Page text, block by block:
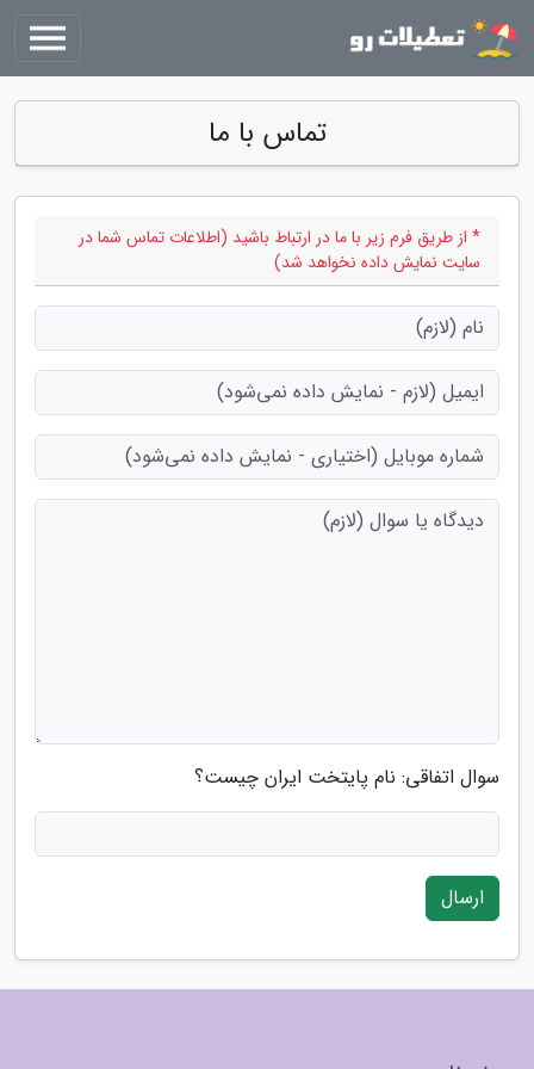
تماس با ما
* از طریق فرم زیر با ما در ارتباط باشید (اطلاعات تماس شما در
سایت نمایش داده نخواهد شد)
سوال اتفاقی: نام پایتخت ایران چیست؟
ارسال